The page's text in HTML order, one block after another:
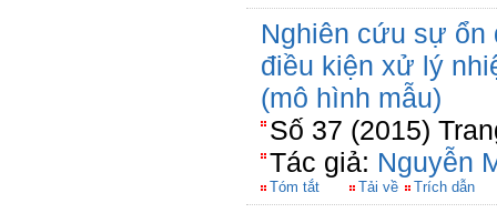
Nghiên cứu sự ổn
điều kiện xử lý
(mô hình mẫu)
Số 37 (2015)
Tác giả: Nguyễn
Tóm tắt Tải về Trích dẫn